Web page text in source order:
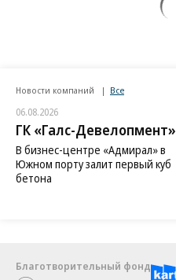
Новости компаний Все
06.08.2026
ГК «Галс-Девелопмент»
В бизнес-центре «Адмирал» в
Южном порту залит первый куб
бетона
Благотворительный фонд